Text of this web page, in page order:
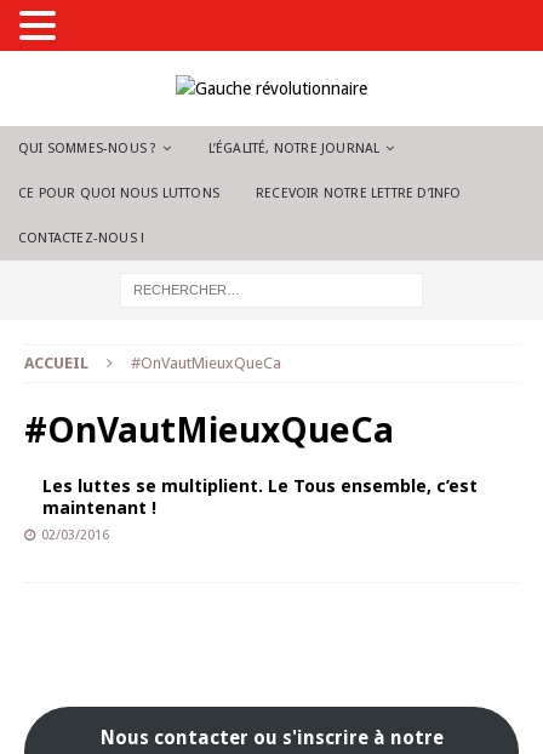
QUI SOMMES-NOUS ? L’ÉGALITÉ, NOTRE JOURNAL
CE POUR QUOI NOUS LUTTONS RECEVOIR NOTRE LETTRE D’INFO
CONTACTEZ-NOUS !
ACCUEIL #OnVautMieuxQueCa
#OnVautMieuxQueCa
Les luttes se multiplient. Le Tous ensemble, c’est
maintenant !
02/03/2016
Nous contacter ou s'inscrire à notre